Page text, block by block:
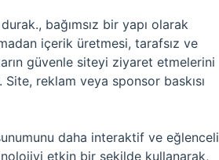
bağımsız bir yapı olarak
içerik üretmesi, tarafsız ve
güvenle siteyi ziyaret etmelerini
reklam veya sponsor baskısı
daha interaktif ve eğlenceli
etkin bir şekilde kullanarak,